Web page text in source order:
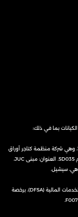
Trinota Markets (Global) Limited برقم تسجيل 8425037-1، وهي شركة منظمة كتاجر أوراق
مالية من قبل هيئة الخدمات المالية في سيشيل برخصة رقم SD035. العنوان: مبنى JUC،
Oryx Finance Ltd مرخصة ومنظمة من قبل سلطة دبي للخدمات المالية (DFSA)، برخصة